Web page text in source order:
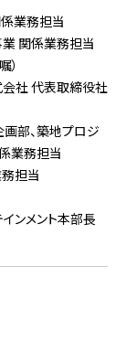
業務担当
関係業務担当
）
会社 代表取締役社
部、築地プロジ
業務担当
担当
インメント本部長